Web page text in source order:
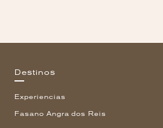
Destinos
Experiencias
Fasano Angra dos Reis